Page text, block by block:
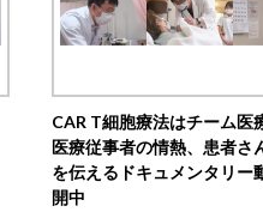
CAR T細胞療法はチーム医
医療従事者の情熱、患者さ
を伝えるドキュメンタリー
開中